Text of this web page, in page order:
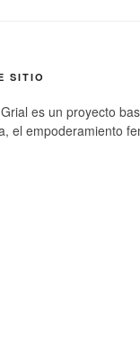
SITIO
es un proyecto
el empoderamiento